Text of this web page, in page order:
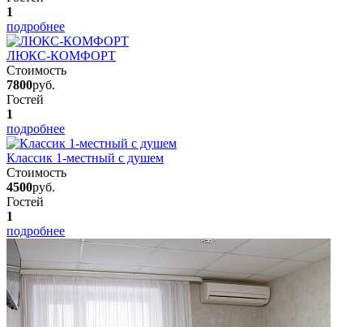
1
подробнее
ЛЮКС-КОМФОРТ
Стоимость
7800руб.
Гостей
1
подробнее
Классик 1-местный с душем
Стоимость
4500руб.
Гостей
1
подробнее